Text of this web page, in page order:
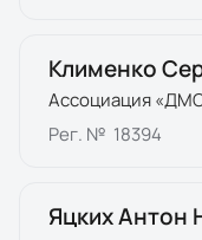
Клименко
Ассоциация
Рег. № 18394
Яцких Антон